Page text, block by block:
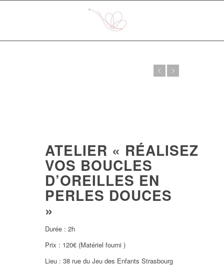
ATELIER « RÉALISEZ
VOS BOUCLES
D’OREILLES EN
PERLES DOUCES
»
Durée : 2h
Prix : 120€ (Matériel fourni )
Lieu : 38 rue du Jeu des Enfants Strasbourg